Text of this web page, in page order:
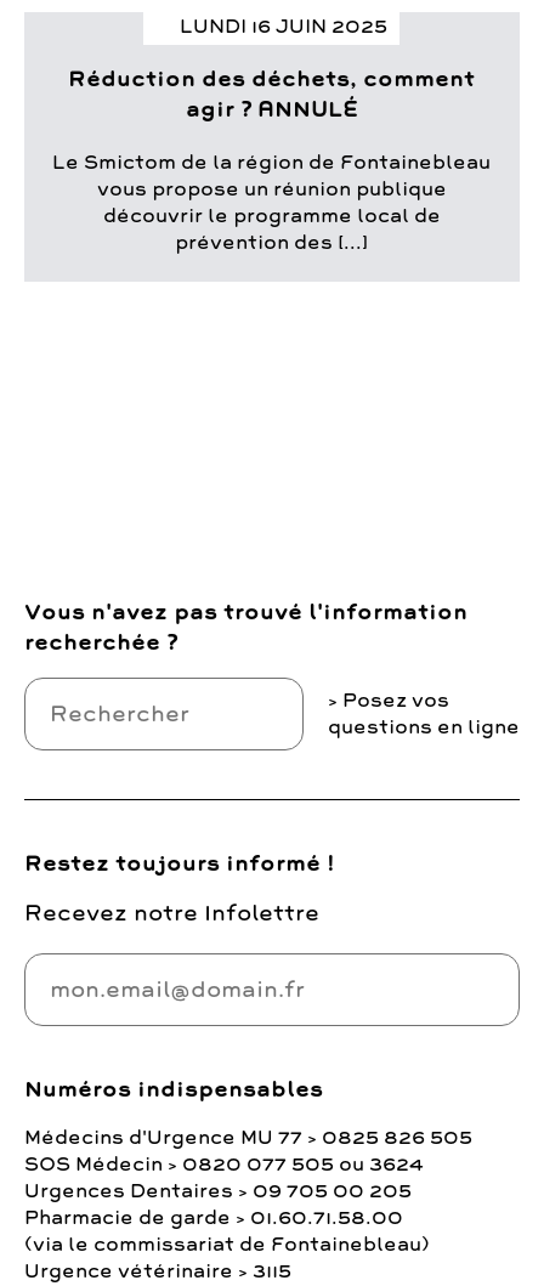
LUNDI 16 JUIN 2025
Réduction des déchets, comment
agir ? ANNULÉ
Le Smictom de la région de Fontainebleau
vous propose un réunion publique
découvrir le programme local de
prévention des [...]
Vous n'avez pas trouvé l'information
recherchée ?
Posez vos
questions en ligne
Restez toujours informé !
Recevez notre Infolettre
Numéros indispensables
Médecins d'Urgence MU 77 > 0825 826 505
SOS Médecin > 0820 077 505 ou 3624
Urgences Dentaires > 09 705 00 205
Pharmacie de garde > 01.60.71.58.00
(via le commissariat de Fontainebleau)
Urgence vétérinaire > 3115